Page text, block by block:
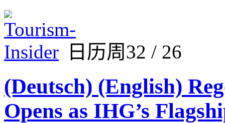
日历周32 / 26
(Deutsch) (English)
Opens as IHG’s